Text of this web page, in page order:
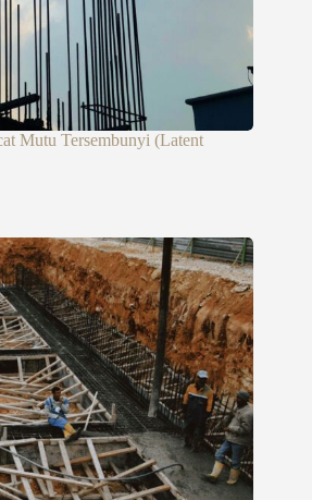
Mutu Tersembunyi (Latent